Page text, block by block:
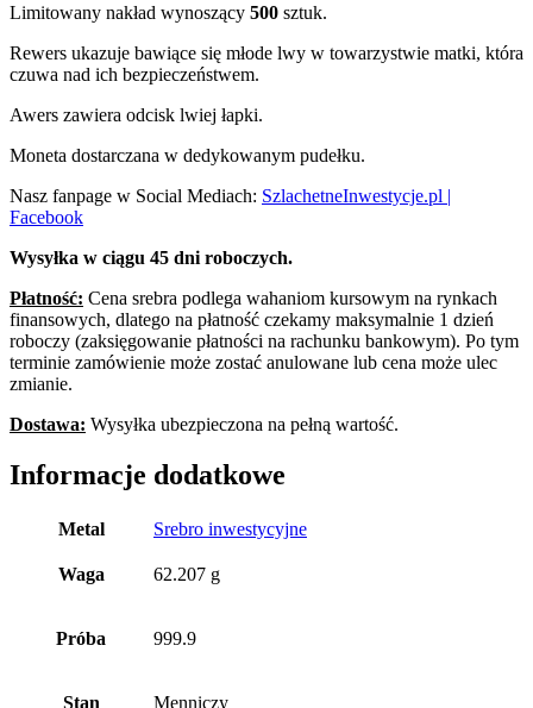
Limitowany nakład wynoszący 500 sztuk.
Rewers ukazuje bawiące się młode lwy w towarzystwie matki, która
czuwa nad ich bezpieczeństwem.
Awers zawiera odcisk lwiej łapki.
Moneta dostarczana w dedykowanym pudełku.
Nasz fanpage w Social Mediach: SzlachetneInwestycje.pl |
Facebook
Wysyłka w ciągu 45 dni roboczych.
Płatność: Cena srebra podlega wahaniom kursowym na rynkach
finansowych, dlatego na płatność czekamy maksymalnie 1 dzień
roboczy (zaksięgowanie płatności na rachunku bankowym). Po tym
terminie zamówienie może zostać anulowane lub cena może ulec
zmianie.
Dostawa: Wysyłka ubezpieczona na pełną wartość.
Informacje dodatkowe
Metal Srebro inwestycyjne
Waga 62.207 g
Próba 999.9
Stan Menniczy